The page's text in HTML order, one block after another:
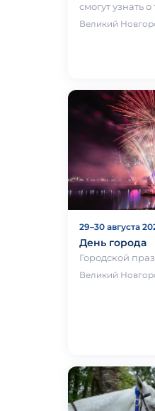
смогут узнать
Спасы на
жатвенные
Великий
29–30 августа
День города
Городской
Великий